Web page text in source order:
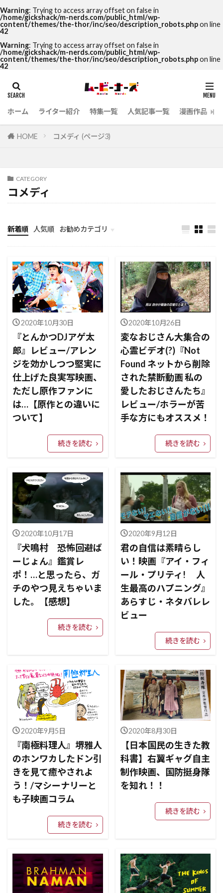
Warning: Trying to access array offset on false in
/home/gickshack/m-nerds.com/public_html/wp-
content/themes/the-thor/inc/seo/description_robots.phpon line
42
Warning: Trying to access array offset on false in
/home/gickshack/m-nerds.com/public_html/wp-
content/themes/the-thor/inc/seo/description_robots.phpon line
42
ホーム ライター紹介 特集一覧 人気記事一覧 漫画作品
HOME コメディ (ページ3)
CATEGORY
コメディ
新着順 人気順 お勧めカテゴリ
未分類
2020年10月30日
『とんかつDJアゲ太
郎』レビュー/アレン
ジを効かしつつ堅実に
仕上げた良実写映画、
ただし原作ファンに
は…【原作との違いに
ついて】
続きを読む
2020年10月26日
変なおじさん大集合の
心霊ビデオ(?)『Not
Found ネットから削除
された禁断動画 私の
愛したおじさんたち』
レビュー/ホラーが苦
手な方にもオススメ！
続きを読む
2020年10月17日
『犬鳴村 恐怖回避ば
ーじょん』鑑賞レ
ポ！…と思ったら、ガ
チのやつ見えちゃいま
した。【感想】
続きを読む
2020年9月12日
君の自信は素晴らし
い！映画『アイ・フィ
ール・プリティ! 人
生最高のハプニング』
あらすじ・ネタバレレ
ビュー
続きを読む
2020年9月5日
『南極料理人』堺雅人
のホンワカしたドン引
きを見て癒やされよ
う！/マシーナリーと
も子映画コラム
続きを読む
2020年8月30日
【日本国民の生きた教
科書】右翼ギャグ自主
制作映画、国防挺身隊
を知れ！！
続きを読む